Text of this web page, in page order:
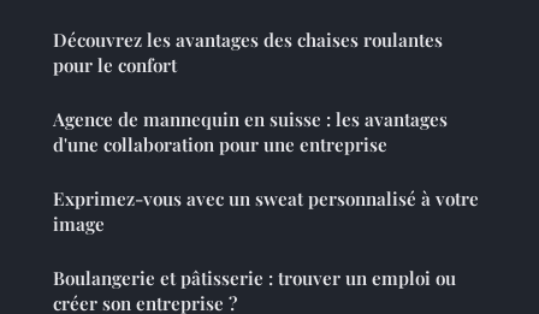
Découvrez les avantages des chaises roulantes
pour le confort
Agence de mannequin en suisse : les avantages
d'une collaboration pour une entreprise
Exprimez-vous avec un sweat personnalisé à votre
image
Boulangerie et pâtisserie : trouver un emploi ou
créer son entreprise ?